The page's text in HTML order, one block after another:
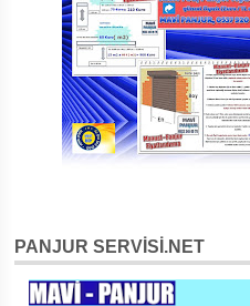
PANJUR SERVİSİ.NET